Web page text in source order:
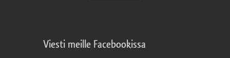
Viesti meille Facebookissa